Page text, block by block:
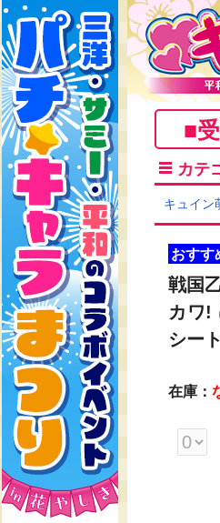
■
カテ
キュイン
おすす
戦国
カワ!
シー
在庫：